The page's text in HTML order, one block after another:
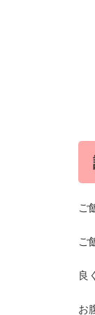
ご
ご
良
お